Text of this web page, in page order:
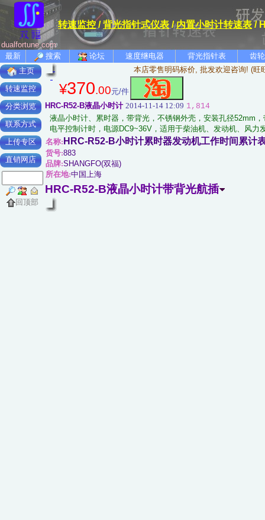
dualfortune.com
转速监控/背光指针式仪表 /内置小时计转速表/
最新 搜索 论坛 速度继电器 背光指针表
齿
主页
转速监控
分类浏览
联系方式
上传专区
直销网店
回顶部
本店零售明码标价, 批发欢迎咨询! (旺
¥370.00元/件
HRC-R52-B液晶小时计 2014-11-14 12:09 1,814
液晶小时计、累时器，带背光，不锈钢外壳，安装孔径52mm
电平控制计时，电源DC9~36V，适用于柴油机、发动机、风
名称: HRC-R52-B小时计累时器发动机工作时间累计
货号:883
品牌:SHANGFO(双福)
所在地:中国上海
HRC-R52-B液晶小时计带背光航插